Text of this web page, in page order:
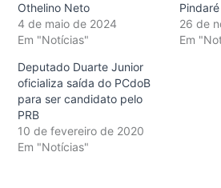
Othelino Neto
4 de maio de 2024
Em "Notícias"
Pindaré
26 de
Em
Deputado Duarte Junior
oficializa saída do PCdoB
para ser candidato pelo
PRB
10 de fevereiro de 2020
Em "Notícias"